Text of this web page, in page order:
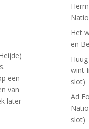
een
van
later
Het
en
wint
slot)
Ad
slot)